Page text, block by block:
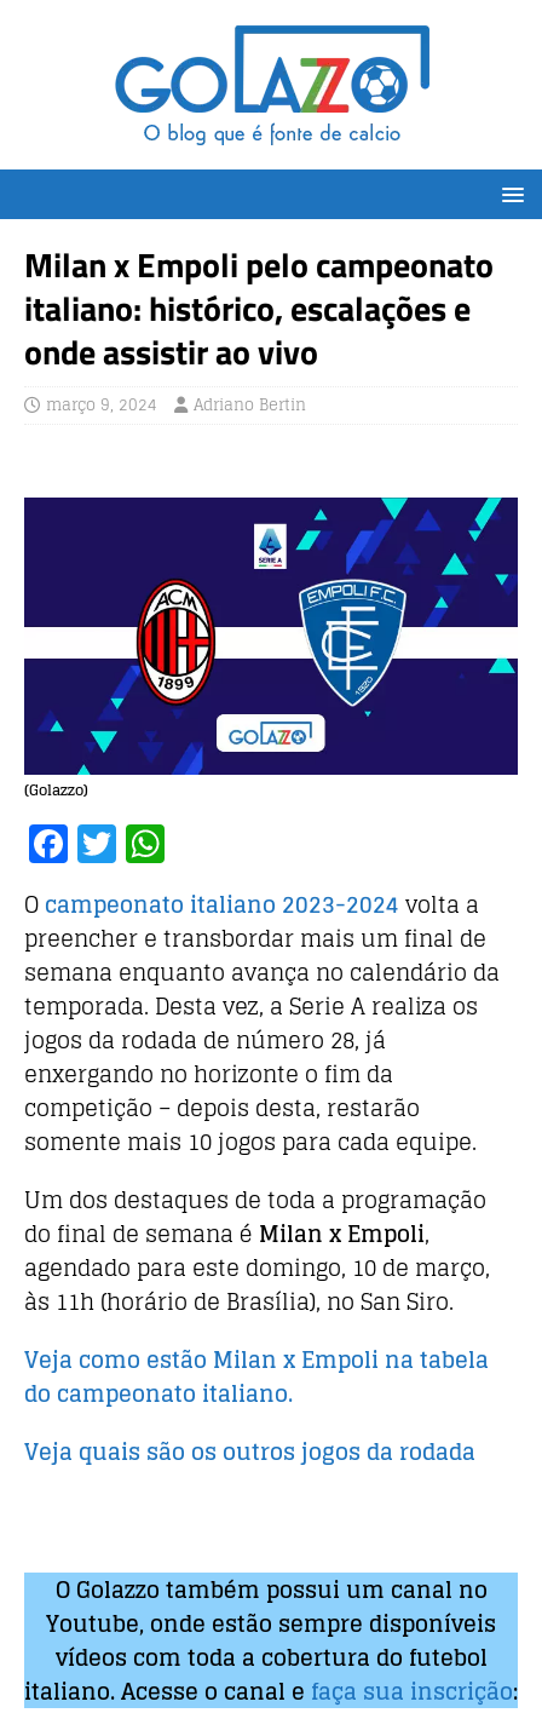
Milan x Empoli pelo campeonato
italiano: histórico, escalações e
onde assistir ao vivo
março 9, 2024 Adriano Bertin
(Golazzo)
F
a
c
e
b
o
o
k
T
w
it
te
r
h
at
s
A
p
p
Ocampeonato italiano 2023-2024volta a
preencher e transbordar mais um final de
semana enquanto avança no calendário da
temporada. Desta vez, a Serie A realiza os
jogos da rodada de número 28, já
enxergando no horizonte o fim da
competição – depois desta, restarão
somente mais 10 jogos para cada equipe.
Um dos destaques de toda a programação
do final de semana é Milan x Empoli,
agendado para este domingo, 10 de março,
às 11h (horário de Brasília), no San Siro.
Veja como estão Milan x Empoli na tabela
do campeonato italiano.
Veja quais são os outros jogos da rodada
O Golazzo também possui um canal no
Youtube, onde estão sempre disponíveis
vídeos com toda a cobertura do futebol
italiano. Acesse o canal e faça sua inscrição: